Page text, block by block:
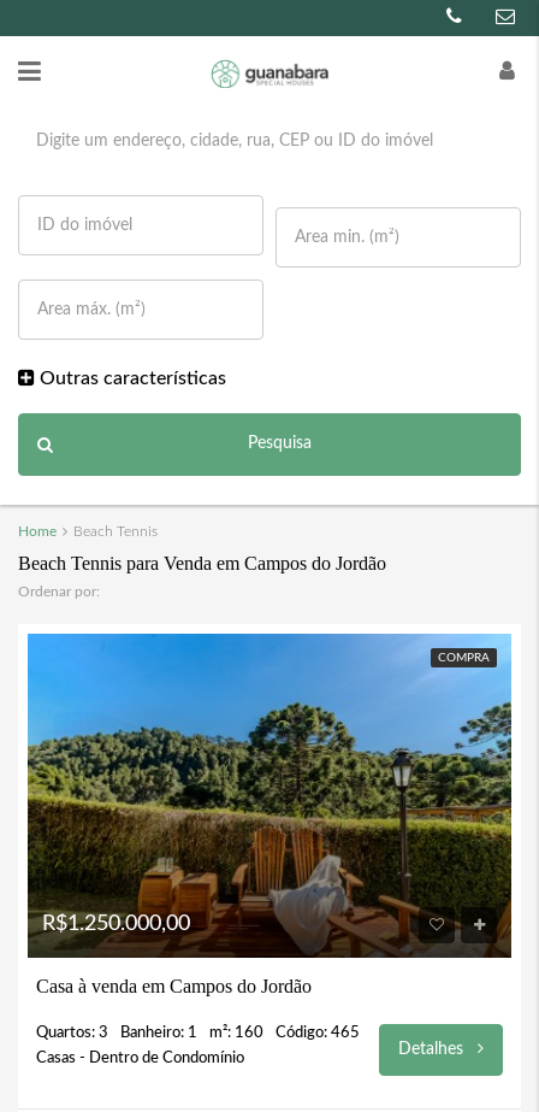
Outras características
Pesquisa
Home Beach Tennis
Beach Tennis para Venda em Campos do Jordão
Ordenar por:
COMPRA
R$1.250.000,00
Casa à venda em Campos do Jordão
Quartos: 3 Banheiro: 1 m²: 160
Código: 465
Casas - Dentro de Condomínio
Detalhes